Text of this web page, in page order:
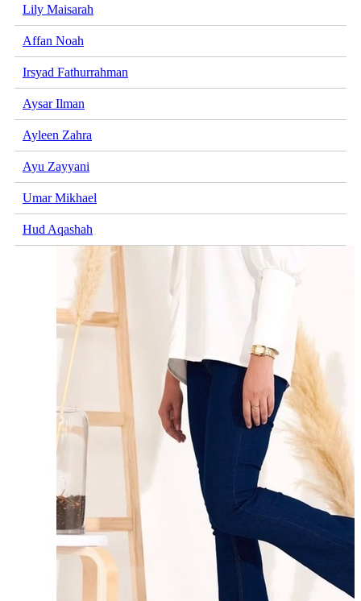
Lily Maisarah
Affan Noah
Irsyad Fathurrahman
Aysar Ilman
Ayleen Zahra
Ayu Zayyani
Umar Mikhael
Hud Aqashah